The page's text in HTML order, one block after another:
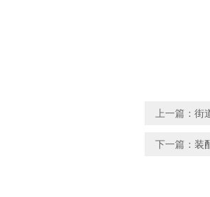
上一篇： 街
下一篇： 装